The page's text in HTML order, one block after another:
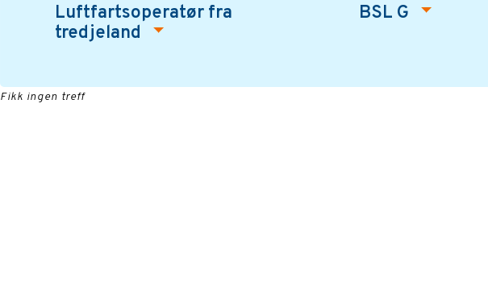
Luftfartsoperatør fra
tredjeland
BSL G
Fikk ingen treff